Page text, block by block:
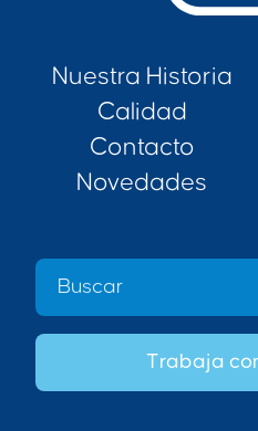
Nuestra Historia
Calidad
Contacto
Novedades
Trabaja